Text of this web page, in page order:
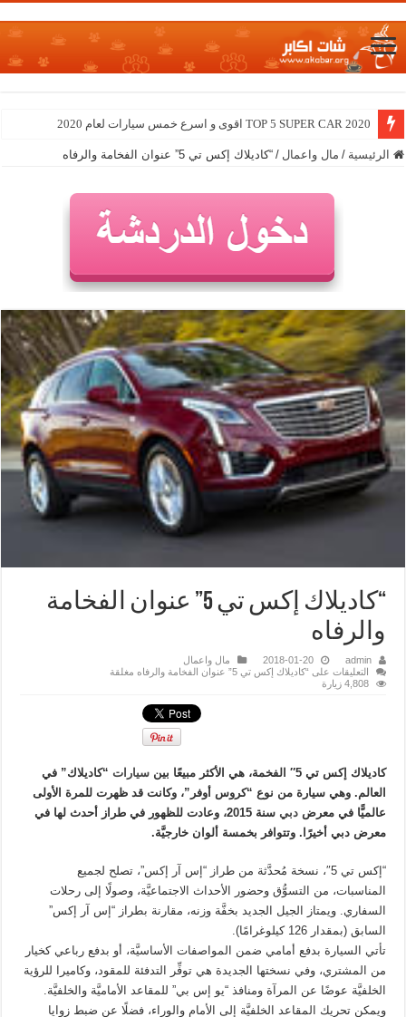
TOP 5 SUPER CAR 2020 اقوى و اسرع خمس سيارات لعام 2020
الرئيسية / مال واعمال / “كاديلاك إكس تي 5” عنوان الفخامة والرفاه
“كاديلاك إكس تي 5” عنوان الفخامة
والرفاه
admin
2018-01-20
مال واعمال
التعليقات على “كاديلاك إكس تي 5” عنوان الفخامة والرفاه مغلقة
4,808 زيارة
كاديلاك إكس تي 5″ الفخمة، هي الأكثر مبيعًا بين سيارات “كاديلاك” في
العالم. وهي سيارة من نوع “كروس أوفر”، وكانت قد ظهرت للمرة الأولى
عالميًّا في معرضدبي
سنة 2015، وعادت للظهور في طراز أحدث لها في
معرض دبي أخيرًا. وتتوافر بخمسة ألوان خارجيَّة.
“إكس تي 5″، نسخة مُحدَّثة من طراز “إس آر إكس”، تصلح لجميع
المناسبات، من التسوُّق وحضور الأحداث الاجتماعيَّة، وصولًا إلى رحلات
السفاري. ويمتاز الجيل الجديد بخفَّة وزنه، مقارنة بطراز “إس آر إكس”
السابق (بمقدار 126 كيلوغرامًا).
تأتي السيارة بدفع أمامي ضمن المواصفات الأساسيَّة، أو بدفع رباعي كخيار
من المشتري، وفي نسختها الجديدة هي توفِّر التدفئة للمقود، وكاميرا للرؤية
الخلفيَّة عوضًا عن المرآة ومنافذ “يو إس بي” للمقاعد الأماميَّة والخلفيَّة.
ويمكن تحريك المقاعد الخلفيَّة إلى الأمام والوراء، فضلًا عن ضبط زوايا